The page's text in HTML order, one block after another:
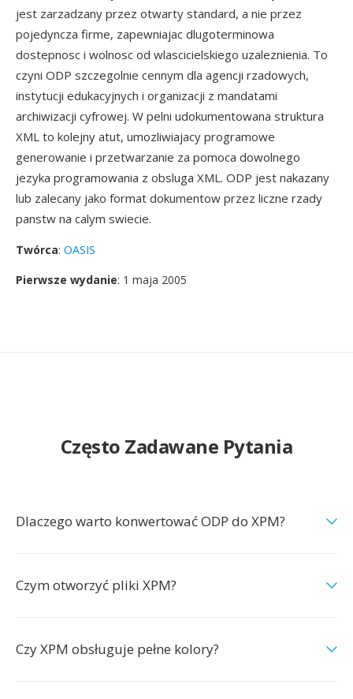
jest zarzadzany przez otwarty standard, a nie przez
pojedyncza firme, zapewniajac dlugoterminowa
dostepnosc i wolnosc od wlascicielskiego uzaleznienia. To
czyni ODP szczegolnie cennym dla agencji rzadowych,
instytucji edukacyjnych i organizacji z mandatami
archiwizacji cyfrowej. W pelni udokumentowana struktura
XML to kolejny atut, umozliwiajacy programowe
generowanie i przetwarzanie za pomoca dowolnego
jezyka programowania z obsluga XML. ODP jest nakazany
lub zalecany jako format dokumentow przez liczne rzady
panstw na calym swiecie.
Twórca: OASIS
Pierwsze wydanie: 1 maja 2005
Często Zadawane Pytania
Dlaczego warto konwertować ODP do XPM?
Czym otworzyć pliki XPM?
Czy XPM obsługuje pełne kolory?